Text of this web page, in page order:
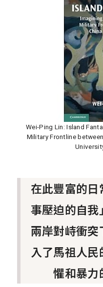
Wei-Ping Lin: Island
Military Frontline
在此豐富的
事壓迫的自
兩岸對峙衝
入了馬祖人
懼和暴